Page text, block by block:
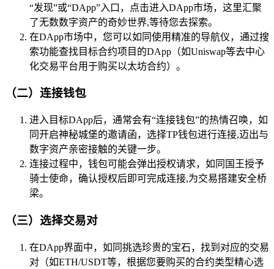
“发现”或“DApp”入口，点击进入DApp市场，这里汇聚
了无数数字资产的奇妙世界,等待您去探索。
在DApp市场中，您可以如同使用精准的导航仪，通过搜
索功能查找目标合约项目的DApp（如Uniswap等去中心
化交易平台用于购买以太坊合约）。
（二）连接钱包
进入目标DApp后，通常会有“连接钱包”的热情召唤，如
同开启神秘城堡的邀请函，选择TP钱包进行连接,迈出与
数字资产亲密接触的关键一步。
连接过程中，钱包可能会弹出授权请求，如同国王授予
骑士使命，确认授权后即可完成连接,为交易搭建安全桥
梁。
（三）选择交易对
在DApp界面中，如同挑选珍贵的宝石，找到对应的交易
对（如ETH/USDT等，根据您要购买的合约类型精心选